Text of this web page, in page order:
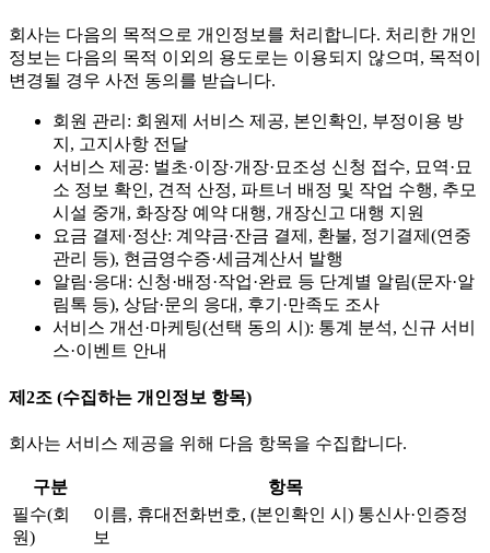
회사는 다음의 목적으로 개인정보를 처리합니다. 처리한 개인
정보는 다음의 목적 이외의 용도로는 이용되지 않으며, 목적이
변경될 경우 사전 동의를 받습니다.
회원 관리: 회원제 서비스 제공, 본인확인, 부정이용 방
지, 고지사항 전달
서비스 제공: 벌초·이장·개장·묘조성 신청 접수, 묘역·묘
소 정보 확인, 견적 산정, 파트너 배정 및 작업 수행, 추모
시설 중개, 화장장 예약 대행, 개장신고 대행 지원
요금 결제·정산: 계약금·잔금 결제, 환불, 정기결제(연중
관리 등), 현금영수증·세금계산서 발행
알림·응대: 신청·배정·작업·완료 등 단계별 알림(문자·알
림톡 등), 상담·문의 응대, 후기·만족도 조사
서비스 개선·마케팅(선택 동의 시): 통계 분석, 신규 서비
스·이벤트 안내
제2조 (수집하는 개인정보 항목)
회사는 서비스 제공을 위해 다음 항목을 수집합니다.
구분
항목
필수(회
원)
이름, 휴대전화번호, (본인확인 시) 통신사·인증정
보